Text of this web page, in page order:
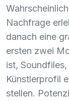
Nachfrage
danach eine
ersten zwei
ist,
Künstlerprofil
stellen.